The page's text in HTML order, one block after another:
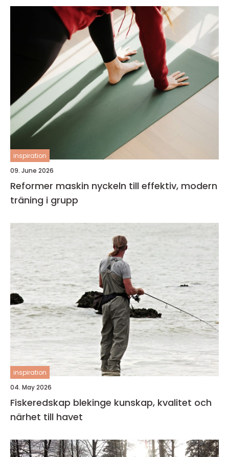
inspiration
09. June 2026
Reformer maskin nyckeln till effektiv, modern
träning i grupp
inspiration
04. May 2026
Fiskeredskap blekinge kunskap, kvalitet och
närhet till havet